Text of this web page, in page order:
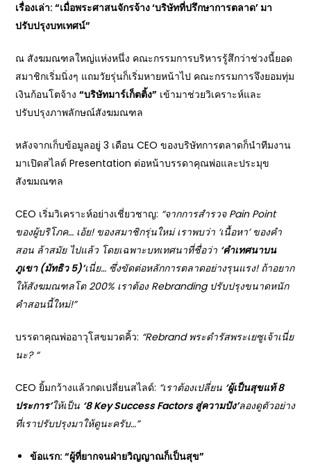
เรื่องเล่า: “เมื่อพระศาสนจักรจ้าง ‘บริษัทที่ปรึกษาการตลาด’ มา
ปรับปรุงบทเทศน์”
ณ สังฆมณฑลใหญ่แห่งหนึ่ง คณะกรรมการบริหารรู้สึกว่าช่วงนี้ยอด
สมาชิกเริ่มนิ่งๆ แถมวัยรุ่นก็เริ่มหายหน้าไป คณะกรรมการจึงยอมทุ่ม
เงินก้อนโตจ้าง“บริษัทมาร์เก็ตติ้ง” เข้ามาช่วยวิเคราะห์และ
ปรับปรุงภาพลักษณ์สังฆมณฑล
หลังจากเก็บข้อมูลอยู่ 3 เดือน CEO ของบริษัทการตลาดก็นำทีมงาน
มาเปิดสไลด์ Presentation ต่อหน้าบรรดาคุณพ่อและประมุข
สังฆมณฑล
CEO เริ่มวิเคราะห์อย่างเชี่ยวชาญ: “จากการสำรวจ Pain Point
ของผู้บริโภค… เอ้ย! ของสมาชิกรุ่นใหม่ เราพบว่า ‘เนื้อหา’ ของคำ
สอน ล้าสมัย ไปแล้ว โดยเฉพาะบทเทศนาที่ชื่อว่า ‘คำเทศนาบน
ภูเขา (มัทธิว 5)’เนี่ย… ซึ่งขัดต่อหลักการตลาดอย่างรุนแรง! ถ้าอยาก
ให้สังฆมณฑลโต 200% เราต้อง Rebranding ปรับปรุงขนาดหนัก
คำสอนนี้ใหม่!”
บรรดาคุณพ่ออาวุโสขมวดคิ้ว: “Rebrand พระดำรัสพระเยซูเจ้าเนี่ย
นะ? “
CEO ยิ้มกว้างแล้วกดเปลี่ยนสไลด์: “เราต้องเปลี่ยน ‘ผู้เป็นสุขแท้ 8
ประการ’ให้เป็น ‘8 Key Success Factorsสู่ความปัง’ลองดูตัวอย่าง
ที่เราปรับปรุงมาให้ดูนะครับ…”
ข้อแรก: “ผู้ที่ยากจนฝ่ายวิญญาณก็เป็นสุข”